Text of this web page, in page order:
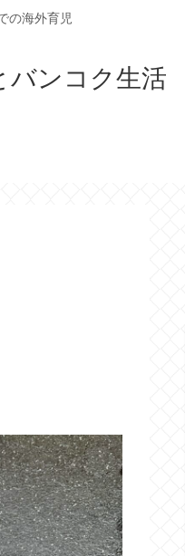
の海外育児
バンコク生活